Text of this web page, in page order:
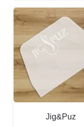
Jig&Puz